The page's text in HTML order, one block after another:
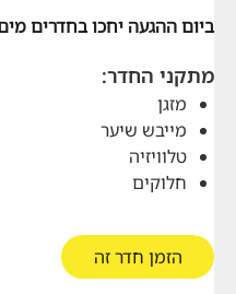
ביום ההגעה יחכו בחדרים
מתקני החדר:
מזגן
מייבש שיער
טלוויזיה
חלוקים
הזמן חדר זה